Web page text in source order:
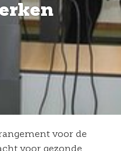
voor de
voor gezonde